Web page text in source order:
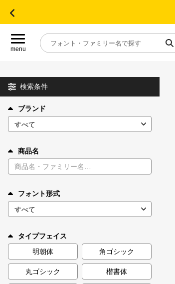
menu
目的別フォントガイド
特集
年間ライセンス商品
キャンペーン一覧
カート 0
検索条件
ブランド
商品名
フォント形式
タイプフェイス
明朝体
角ゴシック
丸ゴシック 楷書体